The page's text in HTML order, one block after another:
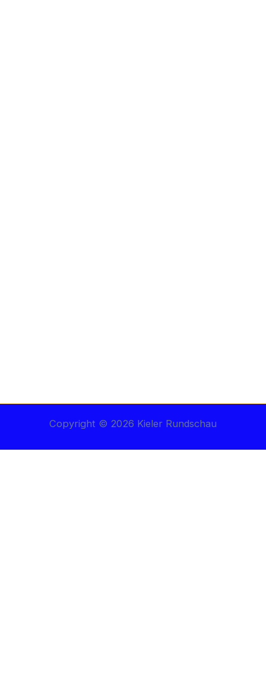
Copyright © 2026 Kieler Rundschau